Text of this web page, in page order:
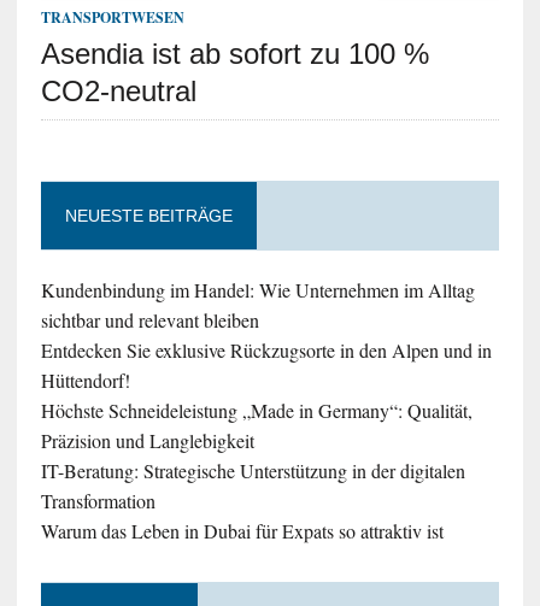
TRANSPORTWESEN
Asendia ist ab sofort zu 100 %
CO2-neutral
NEUESTE BEITRÄGE
Kundenbindung im Handel: Wie Unternehmen im Alltag
sichtbar und relevant bleiben
Entdecken Sie exklusive Rückzugsorte in den Alpen und in
Hüttendorf!
Höchste Schneideleistung „Made in Germany“: Qualität,
Präzision und Langlebigkeit
IT-Beratung: Strategische Unterstützung in der digitalen
Transformation
Warum das Leben in Dubai für Expats so attraktiv ist